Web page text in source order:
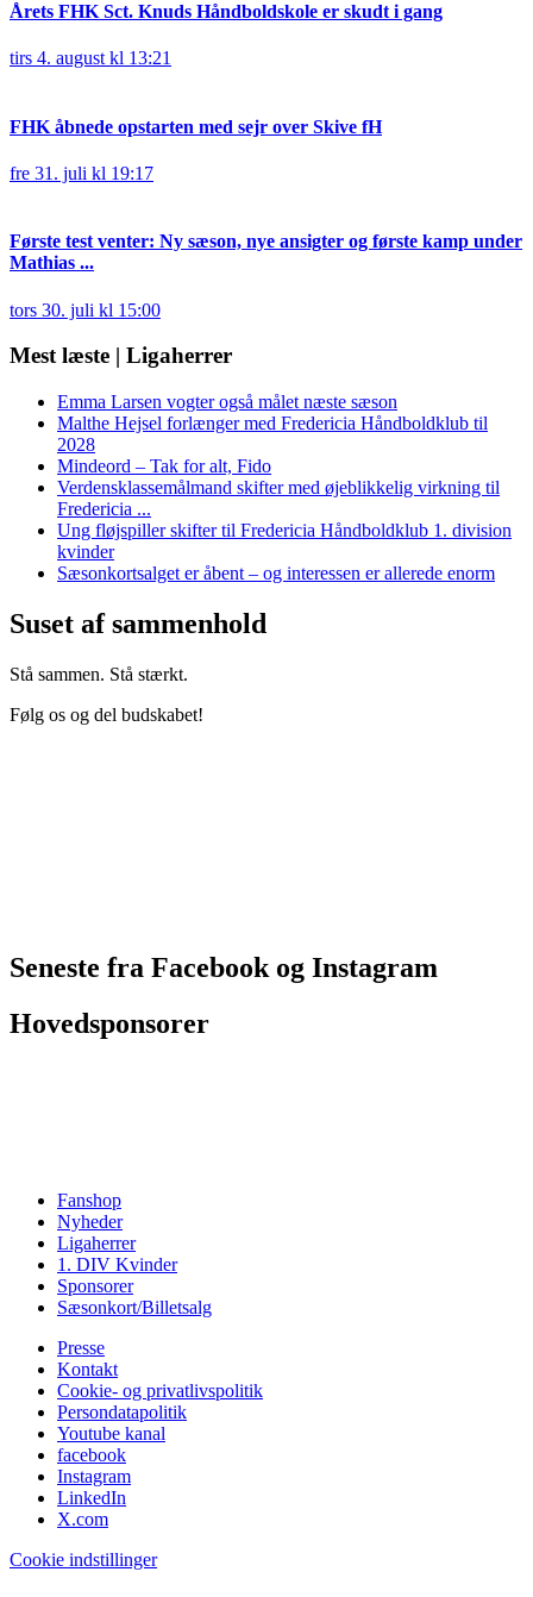
Årets FHK Sct. Knuds Håndboldskole er skudt i gang
tirs 4. august kl 13:21
FHK åbnede opstarten med sejr over Skive fH
fre 31. juli kl 19:17
Første test venter: Ny sæson, nye ansigter og første kamp under
Mathias ...
tors 30. juli kl 15:00
Mest læste | Ligaherrer
Emma Larsen vogter også målet næste sæson
Malthe Hejsel forlænger med Fredericia Håndboldklub til
2028
Mindeord – Tak for alt, Fido
Verdensklassemålmand skifter med øjeblikkelig virkning til
Fredericia ...
Ung fløjspiller skifter til Fredericia Håndboldklub 1. division
kvinder
Sæsonkortsalget er åbent – og interessen er allerede enorm
Suset af sammenhold
Stå sammen. Stå stærkt.
Følg os og del budskabet!
Seneste fra Facebook og Instagram
Hovedsponsorer
Fanshop
Nyheder
Ligaherrer
1. DIV Kvinder
Sponsorer
Sæsonkort/Billetsalg
Presse
Kontakt
Cookie- og privatlivspolitik
Persondatapolitik
Youtube kanal
facebook
Instagram
LinkedIn
X.com
Cookie indstillinger